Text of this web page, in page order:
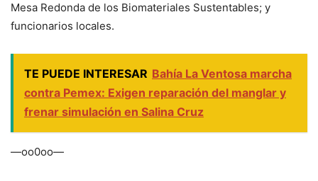
Mesa Redonda de los Biomateriales Sustentables; y
funcionarios locales.
TE PUEDE INTERESAR Bahía La Ventosa marcha
contra Pemex: Exigen reparación del manglar y
frenar simulación en Salina Cruz
—oo0oo—